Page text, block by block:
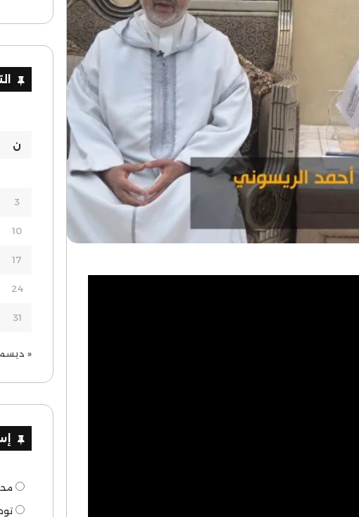
ن
3
10
17
24
31
«